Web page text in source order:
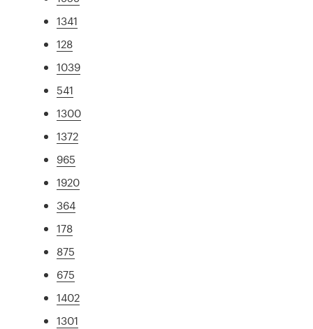
1341
128
1039
541
1300
1372
965
1920
364
178
875
675
1402
1301